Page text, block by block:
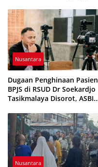
Nusantara
Dugaan Penghinaan Pasien
BPJS di RSUD Dr Soekardjo
Tasikmalaya Disorot, ASBI
Etika Pelayanan
Nusantara